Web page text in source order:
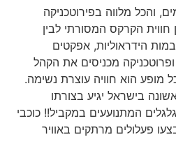
והכל מלווה בפירוטכניקה
הקרקס המסורתי לבין
הידראוליות, אפקטים
מכניסים את הקהל
הוא חוויה עוצרת נשימה.
בישראל יגיע בצורתו
המתנועעים במקביל!! כוכבי
פעלולים מרתקים באוויר